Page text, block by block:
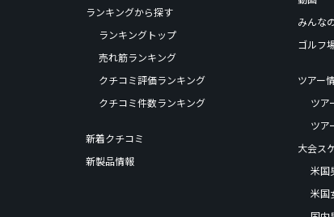
ランキングから探す
ランキングトップ
売れ筋ランキング
クチコミ評価ランキング
クチコミ件数ランキング
新着クチコミ
新製品情報
みんな
ゴルフ
ツアー
ツア
ツア
大会ス
米国
米国